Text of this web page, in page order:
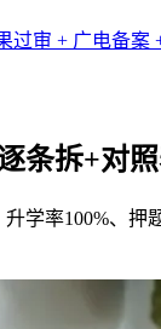
过审 + 广电备案
条拆+对
学率100%、